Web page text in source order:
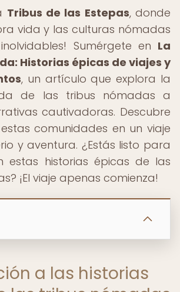
Tribus de las Estepas, donde
vida y las culturas nómadas
Sumérgete en La
Historias épicas de viajes y
, un artículo que explora la
de las tribus nómadas a
cautivadoras. Descubre
comunidades en un viaje
y aventura. ¿Estás listo para
estas historias épicas de las
¡El viaje apenas comienza!
a las historias